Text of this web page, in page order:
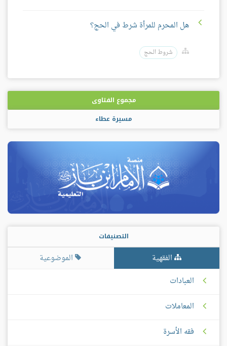
هل المحرم للمرأة شرط في الحج؟
شروط الحج
مجموع الفتاوى
مسيرة عطاء
التصنيفات
الفقهية
الموضوعية
العبادات
المعاملات
فقه الأسرة